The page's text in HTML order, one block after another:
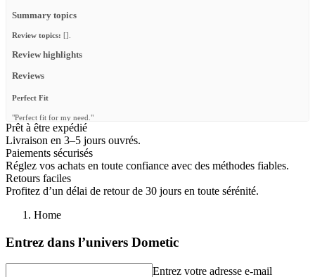
Summary topics
Review topics: [].
Review highlights
Reviews
Perfect Fit
"Perfect fit for my need."
— Juan F.
Packing Cube/Large
"Die Taschen werden jetzt erst getestet auf dem Abenteuer Lappland"
—Simone A.(5/5)
Packing cube
packing system."
Prêt à être expédié
Livraison en 3–5 jours ouvrés.
Paiements sécurisés
Réglez vos achats en toute confiance avec des méthodes fiables.
Retours faciles
Profitez d’un délai de retour de 30 jours en toute sérénité.
Home
Entrez dans l’univers Dometic
Entrez votre adresse e-mail